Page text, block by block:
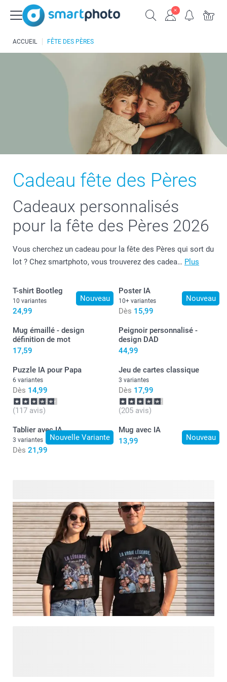
ACCUEIL FÊTE DES PÈRES
Cadeau fête des Pères
Cadeaux personnalisés
pour la fête des Pères 2026
Vous cherchez un cadeau pour la fête des Pères qui sort du
lot ? Chez smartphoto, vous trouverez des cadea… Plus
Nouveau
T-shirt Bootleg
10 variantes
24,99
Nouveau
Poster IA
10+ variantes
Dès 15,99
Mug émaillé - design
définition de mot
17,59
Peignoir personnalisé -
design DAD
44,99
Puzzle IA pour Papa
6 variantes
Dès 14,99
(117 avis)
Jeu de cartes classique
3 variantes
Dès 17,99
(205 avis)
Nouvelle Variante
Tablier avec IA
3 variantes
Dès 21,99
Nouveau
Mug avec IA
13,99